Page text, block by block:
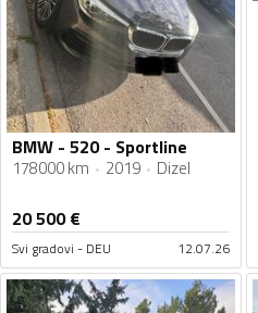
BMW - 520 - Sportline
178000 km 2019 Dizel
20 500€
Svi gradovi - DEU 12.07.26